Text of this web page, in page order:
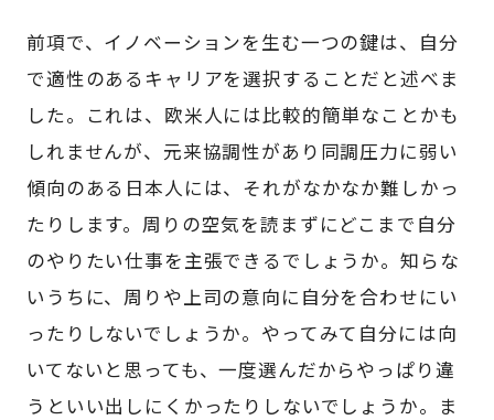
前項で、イノベーションを生む一つの鍵は、自分
で適性のあるキャリアを選択することだと述べま
した。これは、欧米人には比較的簡単なことかも
しれませんが、元来協調性があり同調圧力に弱い
傾向のある日本人には、それがなかなか難しかっ
たりします。周りの空気を読まずにどこまで自分
のやりたい仕事を主張できるでしょうか。知らな
いうちに、周りや上司の意向に自分を合わせにい
ったりしないでしょうか。やってみて自分には向
いてないと思っても、一度選んだからやっぱり違
うといい出しにくかったりしないでしょうか。ま